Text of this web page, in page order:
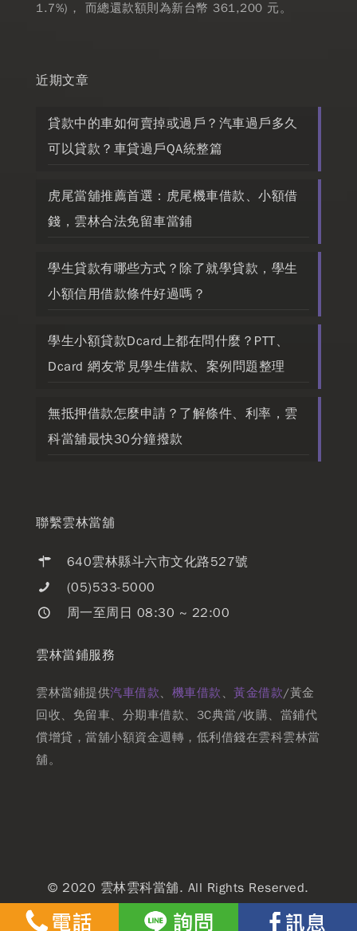
1.7%)， 而總還款額則為新台幣 361,200 元。
近期文章
貸款中的車如何賣掉或過戶？汽車過戶多久
可以貸款？車貸過戶QA統整篇
虎尾當舖推薦首選：虎尾機車借款、小額借
錢，雲林合法免留車當鋪
學生貸款有哪些方式？除了就學貸款，學生
小額信用借款條件好過嗎？
學生小額貸款Dcard上都在問什麼？PTT、
Dcard 網友常見學生借款、案例問題整理
無抵押借款怎麼申請？了解條件、利率，雲
科當舖最快30分鐘撥款
聯繫雲林當舖
640雲林縣斗六市文化路527號
(05)533-5000
周一至周日 08:30 ~ 22:00
雲林當鋪服務
雲林當鋪提供汽車借款、 機車借款 、 黃金借款/黃金
回收、免留車、分期車借款、3C典當/收購、當鋪代
償增貸，當舖小額資金週轉，低利借錢在雲科雲林當
舖。
© 2020 雲林雲科當舖. All Rights Reserved.